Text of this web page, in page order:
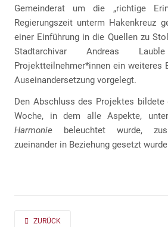
Gemeinderat um die „richtige
Regierungszeit unterm Hakenkreuz
einer Einführung in die Quellen zu
Stadtarchivar Andreas
Projektteilnehmer*innen ein weiteres
Auseinandersetzung vorgelegt.
Den Abschluss des Projektes bildete
Woche, in dem alle Aspekte,
Harmonie beleuchtet wurde,
zueinander in Beziehung gesetzt
PREVIOUS ARTICLE: AD FONTES 2019/20
ZURÜCK